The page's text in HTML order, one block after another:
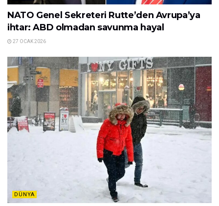
NATO Genel Sekreteri Rutte’den Avrupa’ya
ihtar: ABD olmadan savunma hayal
27 OCAK 2026
DÜNYA